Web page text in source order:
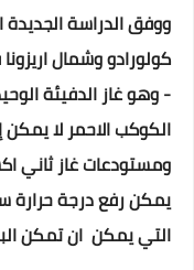
ووفق الدراسة
كولورادو وشمال
- وهو غاز الدفيئة
الكوكب الاحمر لا
ومستودعات غاز ثاني
يمكن رفع درجة حرارة
التي يمكن ان تمكن